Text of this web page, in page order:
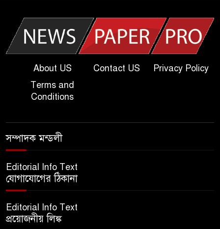
খুবি সি ইউনিট ভর্তি পরীক্ষার প্রশ্ন
২০২৫ | KU C Unit Admission
Question
About US Contact US
Privacy Policy
Terms and
Conditions
সম্পাদক মন্ডলী
Editorial Info Text
যোগাযোগের ঠিকানা
Editorial Info Text
প্রয়োজনীয় লিঙ্ক